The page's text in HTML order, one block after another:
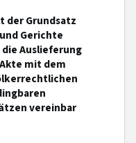
der Grundsatz
Gerichte
die Auslieferung
mit dem
vereinbar